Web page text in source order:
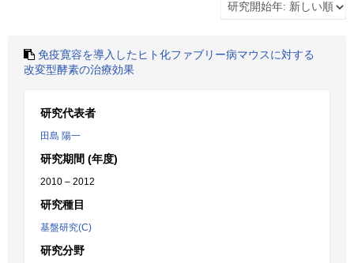
免疫寛容を導入したヒト化ファブリー病マウスに対する
改変型酵素の治療効果
研究代表者
田島 陽一
研究期間 (年度)
2010 – 2012
研究種目
基盤研究(C)
研究分野